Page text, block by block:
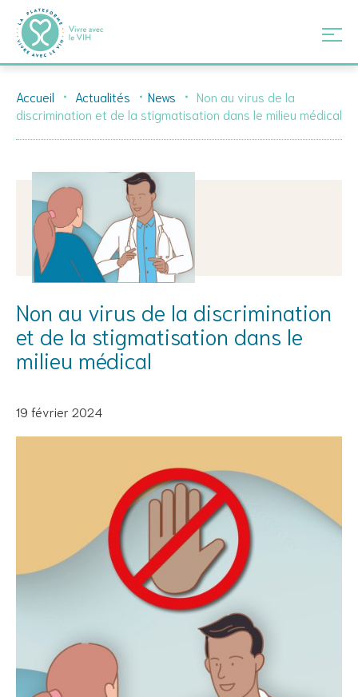
content
Accueil Actualités News
Non au virus de la
discrimination et de la stigmatisation dans le milieu médical
Non au virus de la discrimination
et de la stigmatisation dans le
milieu médical
19 février 2024